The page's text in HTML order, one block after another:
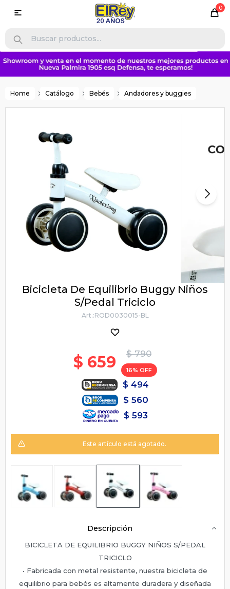
0

Home Catálogo Bebés Andadores y buggies
Bicicleta De Equilibrio Buggy Niños
S/Pedal Triciclo
ROD0030015-BL
$ 790
$ 659 16
$ 494
$ 560
$ 593
Este artículo está agotado.
Descripción
BICICLETA DE EQUILIBRIO BUGGY NIÑOS S/PEDAL
TRICICLO
• Fabricada con metal resistente, nuestra bicicleta de
equilibrio para bebés es altamente duradera y diseñada